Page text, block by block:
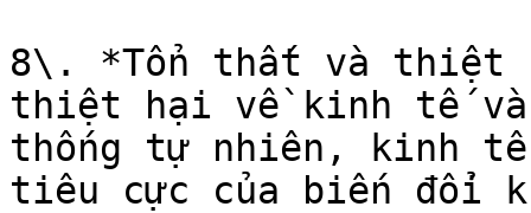
8\. *Tổn thất và thiệt
thiệt hại về kinh tế
thống tự nhiên, kinh
tiêu cực của biến đổi